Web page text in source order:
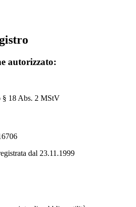
autorizzato:
§ 18 Abs. 2 MStV
dal 23.11.1999